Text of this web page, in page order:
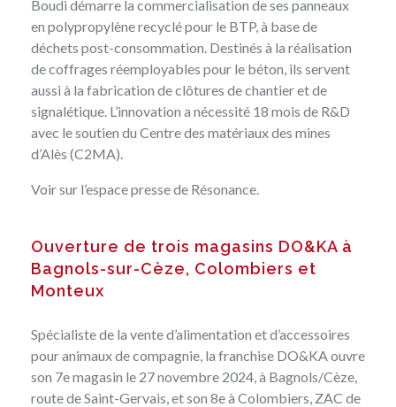
Boudi démarre la commercialisation de ses panneaux
en polypropylène recyclé pour le BTP, à basede
déchets post-consommation. Destinés à la réalisation
de coffrages réemployables pour le béton, ils servent
aussi à la fabrication de clôtures de chantier et de
signalétique. L’innovation a nécessité 18 mois de R&D
avec le soutien du Centre des matériaux des mines
d’Alès (C2MA).
Voir sur l’espace presse de Résonance.
Ouverture de trois magasins DO&KA à
Bagnols-sur-Cèze, Colombiers et
Monteux
Spécialiste de la vente d’alimentation et d’accessoires
pour animaux de compagnie, la franchise DO&KA ouvre
son 7e magasin le 27 novembre 2024, à Bagnols/Cèze,
route de Saint-Gervais, et son 8e à Colombiers, ZAC de